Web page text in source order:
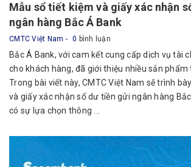
Mẫu sổ tiết kiệm và giấy xác nhận
ngân hàng Bắc Á Bank
CMTC Việt Nam 0 bình luận
Bắc Á Bank, với cam kết cung cấp dịch vụ tài
cho khách hàng, đã giới thiệu nhiều sản phẩm
Trong bài viết này, CMTC Việt Nam sẽ trình
và giấy xác nhận số dư tiền gửi ngân hàng
có sự lựa chọn thông ...